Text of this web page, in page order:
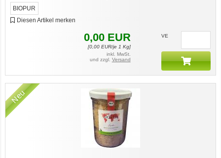
BIOPUR
Diesen Artikel merken
0,00 EUR
[0,00EUR/je 1 Kg]
inkl. MwSt.
und zzgl. Versand
VE
Neu